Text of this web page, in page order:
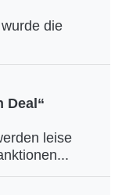
die
Deal“
leise